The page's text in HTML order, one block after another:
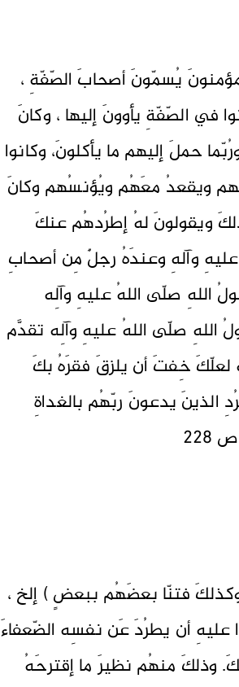
مؤمنونَ يُسمّونَ أصحابَ الصّفّةِ ،
في الصّفّةِ يأوونَ إليها ، وكانَ
حملَ إليهم ما يأكلونَ، وكانوا
ويقعدُ معَهُم ويُؤنسُهم وكانَ
ذلكَ ويقولونَ لهُ إطرُدهُم عنكَ
عليهِ وآلهِ وعندَهُ رجلٌ مِن أصحابِ
اللهِ صلّى اللهُ عليهِ وآلِه
اللهِ صلّى اللهُ عليهِ وآلِه تقدَّم
لعلّكَ خِفتَ أن يلزقَ فقرَهُ بكَ
الذينَ يدعونَ ربّهُم بالغداةِ
وكذلكَ فتنّا بعضَهُم ببعضٍ ) إلخ ،
عليهِ أن يطرُدَ عَن نفسِه الضّعفاءَ
وذلكَ منهُم نظيرَ ما إقترحَهُ